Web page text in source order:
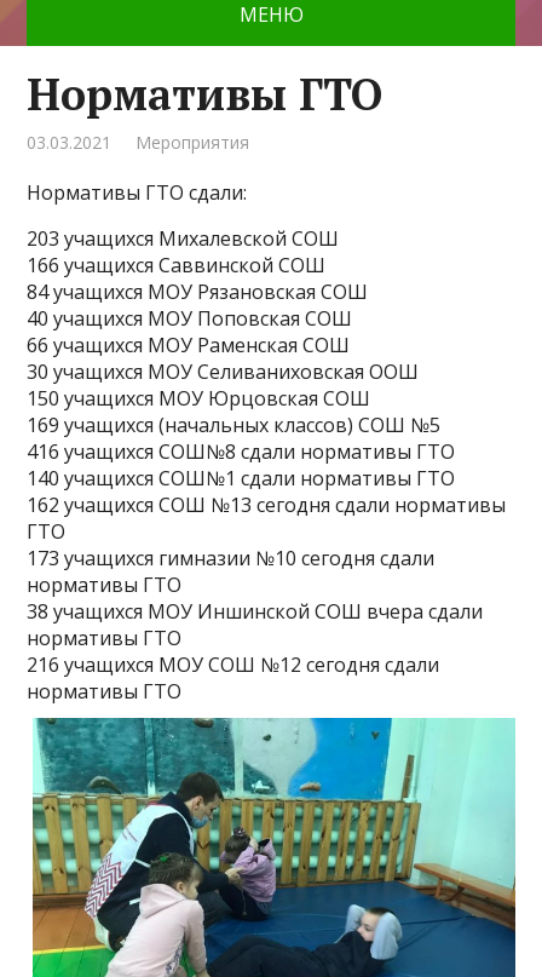
МЕНЮ
Нормативы ГТО
03.03.2021 Мероприятия
Нормативы ГТО сдали:
203 учащихся Михалевской СОШ
166 учащихся Саввинской СОШ
84 учащихся МОУ Рязановская СОШ
40 учащихся МОУ Поповская СОШ
66 учащихся МОУ Раменская СОШ
30 учащихся МОУ Селиваниховская ООШ
150 учащихся МОУ Юрцовская СОШ
169 учащихся (начальных классов) СОШ №5
416 учащихся СОШ№8 сдали нормативы ГТО
140 учащихся СОШ№1 сдали нормативы ГТО
162 учащихся СОШ №13 сегодня сдали нормативы
ГТО
173 учащихся гимназии №10 сегодня сдали
нормативы ГТО
38 учащихся МОУ Иншинской СОШ вчера сдали
нормативы ГТО
216 учащихся МОУ СОШ №12 сегодня сдали
нормативы ГТО